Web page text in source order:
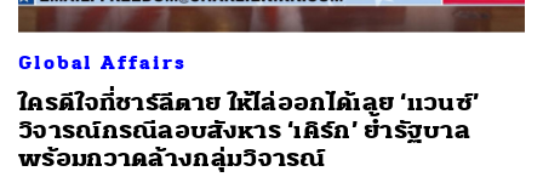
Global Affairs
ใครดีใจที่ชาร์ลีตาย ให้ไล่ออกได้เลย ‘แวนซ์’
วิจารณ์กรณีลอบสังหาร ‘เคิร์ก’ ย้ำรัฐบาล
พร้อมกวาดล้างกลุ่มวิจารณ์